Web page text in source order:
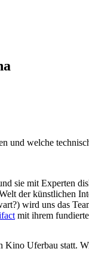
und welche
sie mit Experten
der künstlichen
wird uns das
mit ihrem
Uferbau statt.